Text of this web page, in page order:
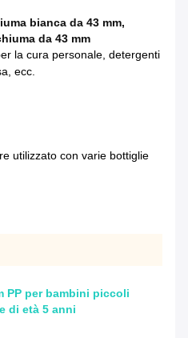
bianca da 43 mm,
da 43 mm
la cura personale, detergenti
ecc.
utilizzato con varie bottiglie
PP per bambini piccoli
di età 5 anni